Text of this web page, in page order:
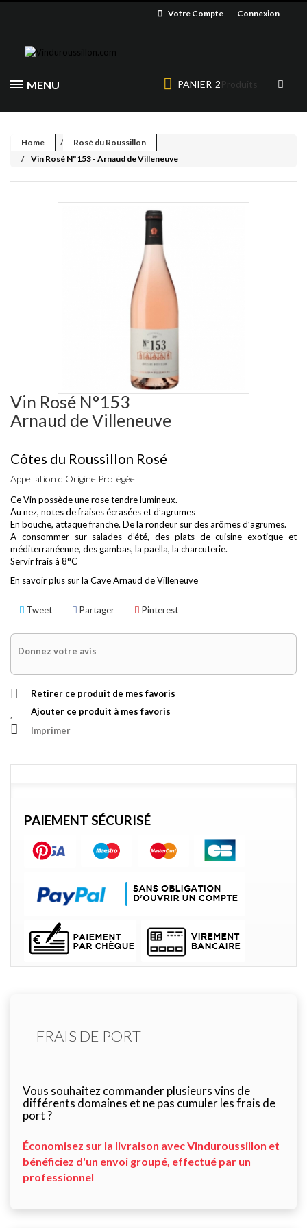
Votre Compte Connexion
MENU PANIER 2Produits
Home
Rosé du Roussillon
Vin Rosé N°153 - Arnaud de Villeneuve
Vin Rosé N°153
Arnaud de Villeneuve
Côtes du Roussillon Rosé
Appellation d'Origine Protégée
Ce Vin possède une rose tendre lumineux.
Au nez, notes de fraises écrasées et d’agrumes
En bouche, attaque franche. De la rondeur sur des arômes d’agrumes.
A consommer sur salades d’été, des plats de cuisine exotique et
méditerranéenne, des gambas, la paella, la charcuterie.
Servir frais à 8°C
En savoir plus sur la Cave Arnaud de Villeneuve
Tweet Partager Pinterest
Donnez votre avis
Retirer ce produit de mes favoris
Ajouter ce produit à mes favoris
Imprimer
PAIEMENT SÉCURISÉ
FRAIS DE PORT
Vous souhaitez commander plusieurs vins de
différents domaines et ne pas cumuler les frais de
port ?
Économisez sur la livraison avec Vinduroussillon et
bénéficiez d'un envoi groupé, effectué par un
professionnel